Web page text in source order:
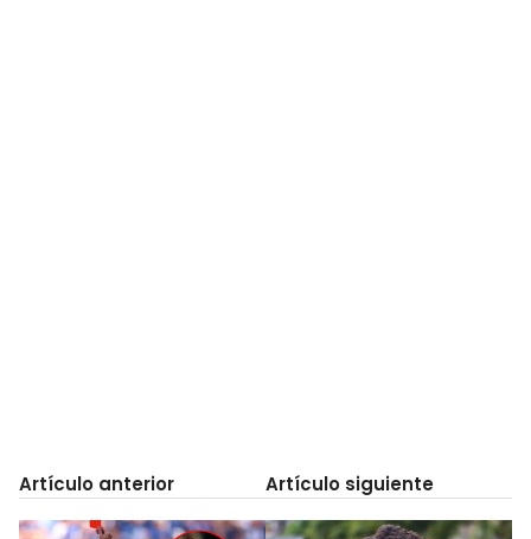
Artículo anterior Artículo siguiente